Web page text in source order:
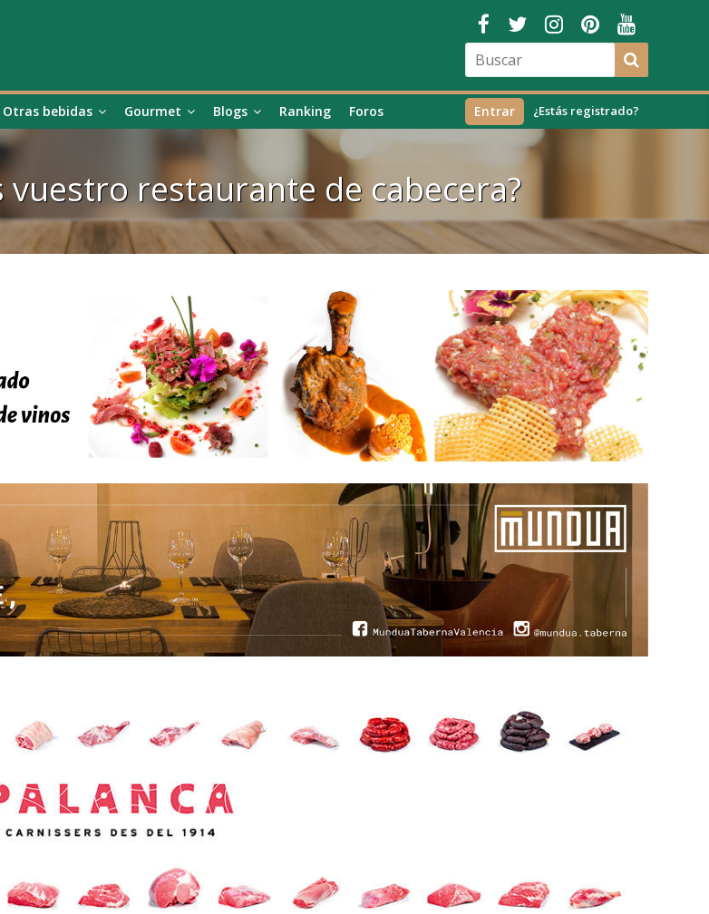
Otras bebidas Gourmet Blogs Ranking Foros ¿Estás registrado?
Entrar
vuestro restaurante de cabecera?